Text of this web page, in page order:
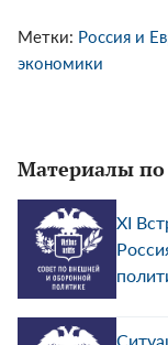
Метки: Россия и
экономики
Материалы по
XI